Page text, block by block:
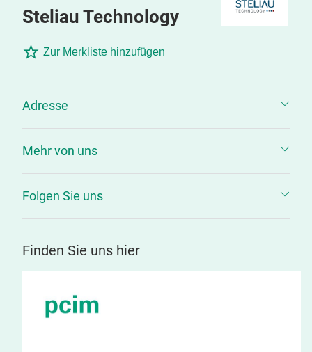
Steliau Technology
Zur Merkliste hinzufügen
Adresse
Mehr von uns
Folgen Sie uns
Finden Sie uns hier